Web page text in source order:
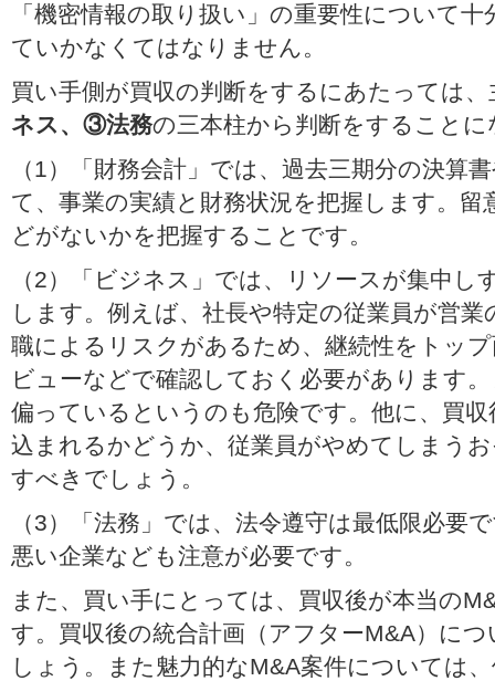
「機密情報の取り扱い」の重要性について
ていかなくてはなりません。
買い手側が買収の判断をするにあたっては、
ネス、③法務の三本柱から判断をすることに
（1）「財務会計」では、過去三期分の決算
て、事業の実績と財務状況を把握します。留
どがないかを把握することです。
（2）「ビジネス」では、リソースが集中
します。例えば、社長や特定の従業員が営
職によるリスクがあるため、継続性をトッ
ビューなどで確認しておく必要があります
偏っているというのも危険です。他に、買
込まれるかどうか、従業員がやめてしまう
すべきでしょう。
（3）「法務」では、法令遵守は最低限必要
悪い企業なども注意が必要です。
また、買い手にとっては、買収後が本当の
す。買収後の統合計画（アフターM&A）に
しょう。また魅力的なM&A案件については